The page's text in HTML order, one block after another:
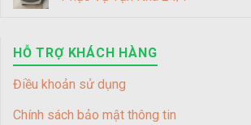
HỖ TRỢ KHÁCH HÀNG
Điều khoản sử dụng
Chính sách bảo mật thông tin